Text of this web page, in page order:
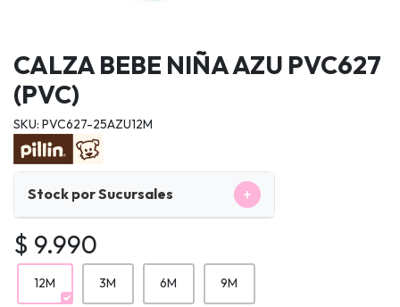
CALZA BEBE NIÑA AZU PVC627
(PVC)
SKU: PVC627-25AZU12M
Stock por Sucursales +
$ 9.990
12M 3M 6M 9M